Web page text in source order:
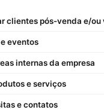
clientes pós-venda e/ou
eventos
internas da empresa
e serviços
e contatos